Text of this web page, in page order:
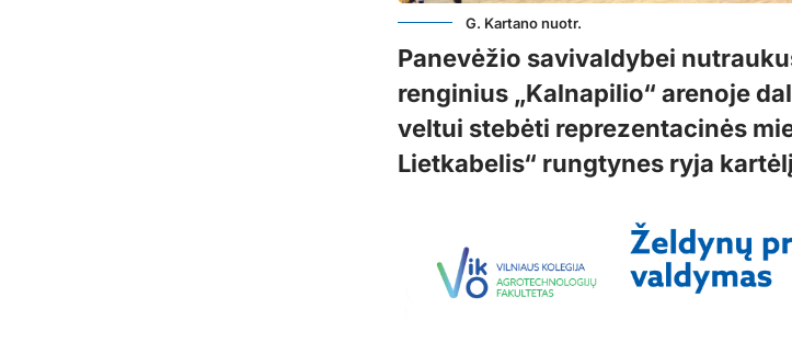
G. Kartano nuotr.
Panevėžio savivaldybei
renginius „Kalnapilio“ arenoje
veltui stebėti reprezentacinės
Lietkabelis“ rungtynes ryja